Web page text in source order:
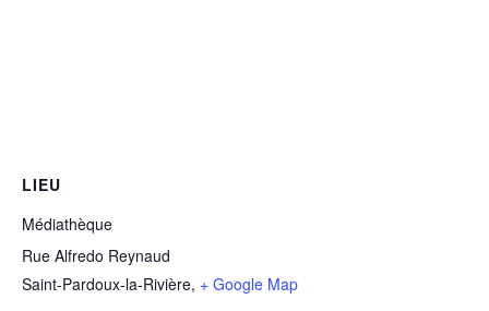
LIEU
Médiathèque
Rue Alfredo Reynaud
Saint-Pardoux-la-Rivière, + Google Map